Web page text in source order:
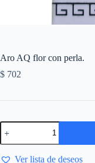
Aro AQ flor con perla.
$ 702
Ver lista de deseos